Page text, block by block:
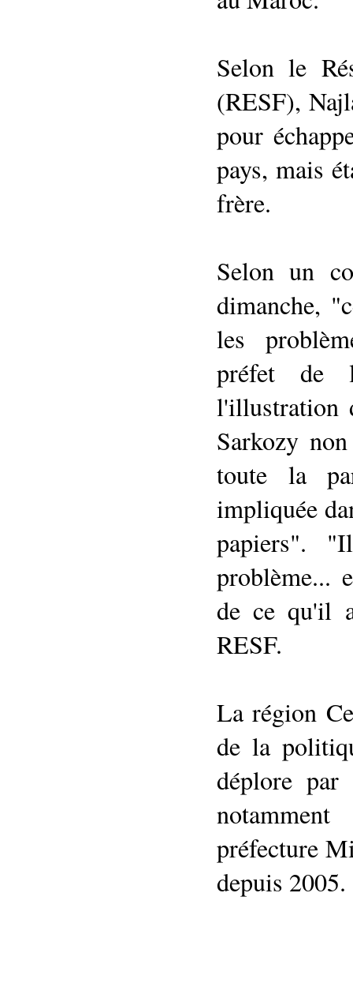
Selon le
(RESF),
pour
pays, mais
frère.
Selon un
dimanche,
les
préfet de
l'illustration
Sarkozy
toute la
impliquée
papiers".
problème...
de ce qu'il
RESF.
La région
de la
déplore
préfecture
depuis 2005.